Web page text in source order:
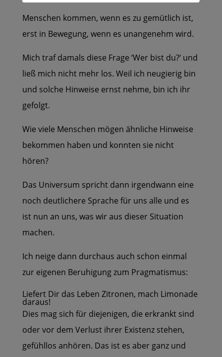
Menschen kommen, wenn es zu gemütlich ist,
erst in Bewegung, wenn es unangenehm wird.
Mich traf damals diese Frage ‘Wer bist du?‘ und
ließ mich nicht mehr los. Weil ich neugierig bin
und solche Hinweise ernst nehme, bin ich ihr
gefolgt.
Wie viele Menschen mögen ähnliche Hinweise
bekommen haben und konnten sie nicht
hören?
Das Universum spricht dann irgendwann eine
noch deutlichere Sprache für uns alle und es
ist nun an uns, was wir aus dieser Situation
machen.
Ich neige dann durchaus auch schon einmal
zur eigenen Beruhigung zum Pragmatismus:
Liefert Dir das Leben Zitronen, mach Limonade
daraus!
Dies mag sich für diejenigen, die erkrankt sind
oder vor dem Verlust ihrer Existenz stehen,
gefühllos anhören. Das ist es aber ganz und